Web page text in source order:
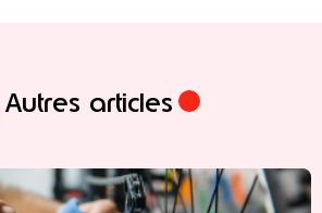
Autres articles